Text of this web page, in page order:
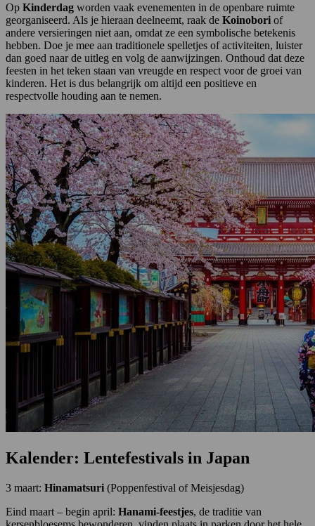
Op Kinderdag worden vaak evenementen in de openbare ruimte
georganiseerd. Als je hieraan deelneemt, raak de Koinobori of
andere versieringen niet aan, omdat ze een symbolische betekenis
hebben. Doe je mee aan traditionele spelletjes of activiteiten, luister
dan goed naar de uitleg en volg de aanwijzingen. Onthoud dat deze
feesten in het teken staan van vreugde en respect voor de groei van
kinderen. Het is dus belangrijk om altijd een positieve en
respectvolle houding aan te nemen.
Kalender: Lentefestivals in Japan
3 maart: Hinamatsuri (Poppenfestival of Meisjesdag)
Eind maart – begin april: Hanami-feestjes, de traditie van